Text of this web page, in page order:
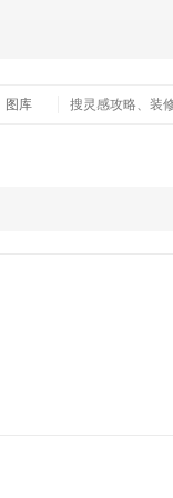
图库